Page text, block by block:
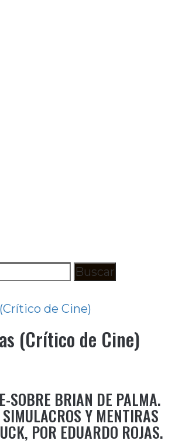
de Cine)
(Crítico de Cine)
SOBRE BRIAN DE PALMA.
Y MENTIRAS
POR EDUARDO ROJAS.